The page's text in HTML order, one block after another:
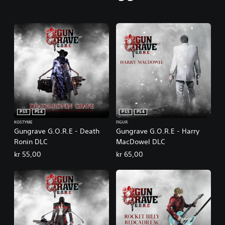
Gungrave G.O.R.E - Death
Ronin DLC
PS5
PS4
KOSTYME
kr 55,00
Gungrave G.O.R.E - Harry
MacDowel DLC
PS5
PS4
FIGUR
kr 65,00